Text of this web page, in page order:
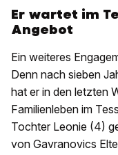
Er wartet im
Angebot
Ein weiteres
Denn nach sieben
hat er in den letzten
Familienleben im
Tochter Leonie (4)
von Gavranovics